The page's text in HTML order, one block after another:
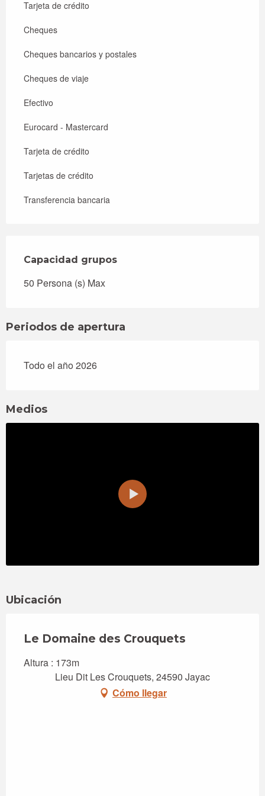
Tarjeta de crédito
Cheques
Cheques bancarios y postales
Cheques de viaje
Efectivo
Eurocard - Mastercard
Tarjeta de crédito
Tarjetas de crédito
Transferencia bancaria
Capacidad grupos
Capacidad grupos
50 Persona (s) Max
Periodos de apertura
Todo el año 2026
Medios
Ubicación
Le Domaine des Crouquets
Altura : 173m
Lieu Dit Les Crouquets, 24590 Jayac
Cómo llegar